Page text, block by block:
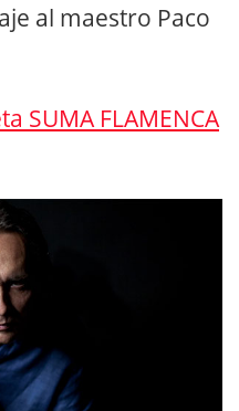
al maestro Paco
SUMA FLAMENCA